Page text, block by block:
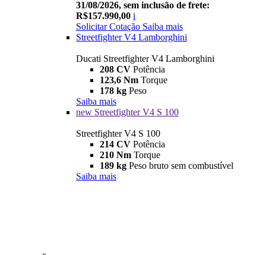
31/08/2026, sem inclusão de frete:
R$157.990,00 i
Solicitar Cotação Saiba mais
Streetfighter V4 Lamborghini
Ducati Streetfighter V4 Lamborghini
208 CV Potência
123,6 Nm Torque
178 kg Peso
Saiba mais
new Streetfighter V4 S 100
Streetfighter V4 S 100
214 CV Potência
210 Nm Torque
189 kg Peso bruto sem combustível
Saiba mais